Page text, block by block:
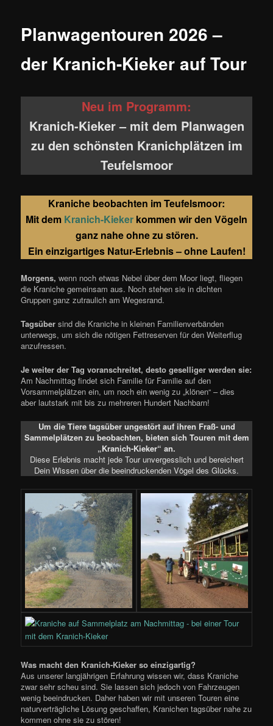
Planwagentouren 2026 –
der Kranich-Kieker auf Tour
Neu im Programm:
Kranich-Kieker – mit dem Planwagen
zu den schönsten Kranichplätzen im
Teufelsmoor
Kraniche beobachten im Teufelsmoor:
Mit dem Kranich-Kieker kommen wir den Vögeln
ganz nahe ohne zu stören.
Ein einzigartiges Natur-Erlebnis – ohne Laufen!
Morgens,wenn noch etwas Nebel über dem Moor liegt, fliegen
die Kraniche gemeinsam aus. Noch stehen sie in dichten
Gruppen ganz zutraulich am Wegesrand.
Tagsübersind die Kraniche in kleinen Familienverbänden
unterwegs, um sich die nötigen Fettreserven für den Weiterflug
anzufressen.
Je weiter der Tag voranschreitet, desto geselliger werden sie:
Am Nachmittag findet sich Familie für Familie auf den
Vorsammelplätzen ein, um noch ein wenig zu „klönen“ – dies
aber lautstark mit bis zu mehreren Hundert Nachbarn!
Um die Tiere tagsüber ungestört auf ihren Fraß- und
Sammelplätzen zu beobachten, bieten sich Touren mit dem
„Kranich-Kieker“ an.
Diese Erlebnis macht jede Tour unvergesslich und bereichert
Dein Wissen über die beeindruckenden Vögel des Glücks.
Was macht den Kranich-Kieker so einzigartig?
Aus unserer langjährigen Erfahrung wissen wir, dass Kraniche
zwar sehr scheu sind. Sie lassen sich jedoch von Fahrzeugen
wenig beeindrucken. Daher haben wir mit unseren Touren eine
naturverträgliche Lösung geschaffen, Kranichen tagsüber nahe zu
kommen ohne sie zu stören!